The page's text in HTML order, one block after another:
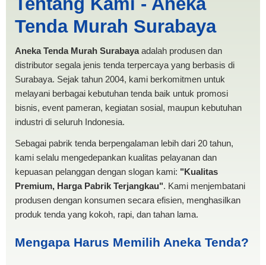
PRODUKSI ANEKA TENDA
MURAH
Tenda Murah Surabaya
Aneka Tenda Murah Surabayaadalah produsen dan
distributor segala jenis tenda terpercaya yang berbasis di
Surabaya. Sejak tahun 2004, kami berkomitmen untuk
melayani berbagai kebutuhan tenda baik untuk promosi
bisnis, event pameran, kegiatan sosial, maupun kebutuhan
industri di seluruh Indonesia.
Sebagai pabrik tenda berpengalaman lebih dari 20 tahun,
kami selalu mengedepankan kualitas pelayanan dan
kepuasan pelanggan dengan slogan kami: "Kualitas
Premium, Harga Pabrik Terjangkau". Kami menjembatani
produsen dengan konsumen secara efisien, menghasilkan
produk tenda yang kokoh, rapi, dan tahan lama.
Mengapa Harus Memilih Aneka Tenda?